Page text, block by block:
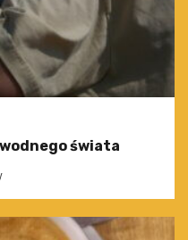
świata